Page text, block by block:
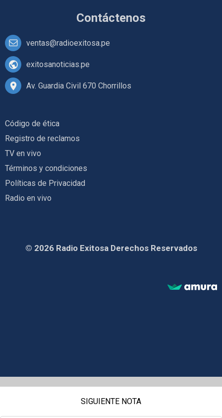
Contáctenos
ventas@radioexitosa.pe
exitosanoticias.pe
Av. Guardia Civil 670 Chorrillos
Código de ética
Registro de reclamos
TV en vivo
Términos y condiciones
Políticas de Privacidad
Radio en vivo
© 2026 Radio Exitosa Derechos Reservados
SIGUIENTE NOTA